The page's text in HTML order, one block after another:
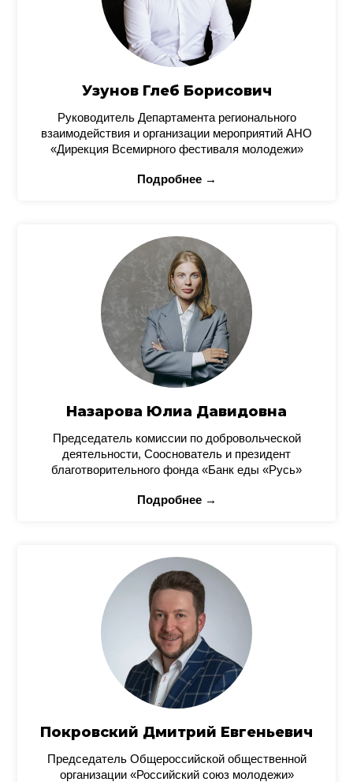
Узунов Глеб Борисович
Руководитель Департамента регионального
взаимодействия и организации мероприятий АНО
«Дирекция Всемирного фестиваля молодежи»
Подробнее →
Назарова Юлиа Давидовна
Председатель комиссии по добровольческой
деятельности, Сооснователь и президент
благотворительного фонда «Банк еды «Русь»
Подробнее →
Покровский Дмитрий Евгеньевич
Председатель Общероссийской общественной
организации «Российский союз молодежи»